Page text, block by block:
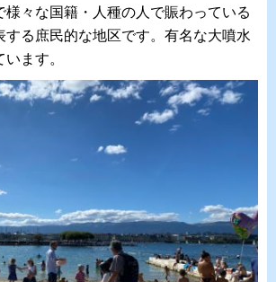
様々な国籍・人種の人で賑わっている
する庶民的な地区です。有名な大噴水
ます。